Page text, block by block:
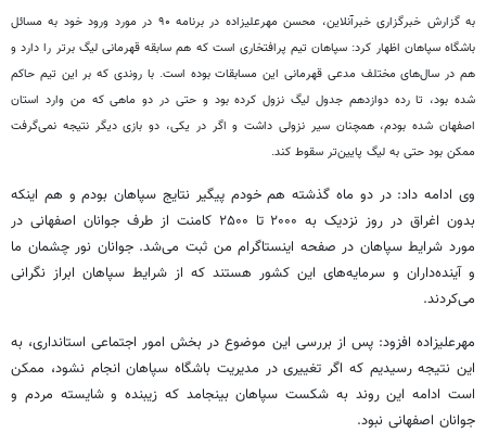
به گزارش خبرگزاری خبرآنلاین، محسن مهرعلیزاده در برنامه ۹۰ در مورد ورود خود به مسائل
باشگاه سپاهان اظهار کرد: سپاهان تیم پرافتخاری است که هم سابقه قهرمانی لیگ برتر را دارد و
هم در سال‌های مختلف مدعی قهرمانی این مسابقات بوده است. با روندی که بر این تیم حاکم
شده بود، تا رده دوازدهم جدول لیگ نزول کرده بود و حتی در دو ماهی که من وارد استان
اصفهان شده بودم، همچنان سیر نزولی داشت و اگر در یکی، دو بازی دیگر نتیجه نمی‌گرفت
ممکن بود حتی به لیگ پایین‌تر سقوط کند.
وی ادامه داد: در دو ماه گذشته هم خودم پیگیر نتایج سپاهان بودم و هم اینکه
بدون اغراق در روز نزدیک به ۲۰۰۰ تا ۲۵۰۰ کامنت از طرف جوانان اصفهانی در
مورد شرایط سپاهان در صفحه اینستاگرام من ثبت می‌شد. جوانان نور چشمان ما
و آینده‌داران و سرمایه‌های این کشور هستند که از شرایط سپاهان ابراز نگرانی
می‌کردند.
مهرعلیزاده افزود: پس از بررسی این موضوع در بخش امور اجتماعی استانداری، به
این نتیجه رسیدیم که اگر تغییری در مدیریت باشگاه سپاهان انجام نشود، ممکن
است ادامه این روند به شکست سپاهان بینجامد که زیبنده و شایسته مردم و
جوانان اصفهانی نبود.